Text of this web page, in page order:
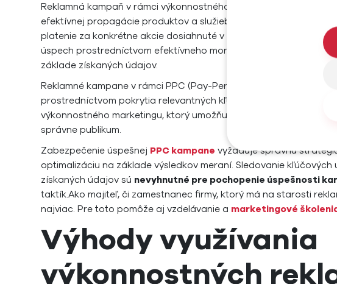
Reklamná kampaň v rámci výkonnostného marketingu a
efektívnej propagácie produktov a služieb.
platenie za konkrétne akcie dosiahnuté v marketingových
úspech prostredníctvom efektívneho monitorovania výkonnosti
základe získaných údajov.
Reklamné kampane v rámci PPC (Pay-Per-Click) predstavujú
prostredníctvom pokrytia relevantných kľúčových slov. Tieto
výkonnostného marketingu, ktorý umožňuje lepšiu organizáciu
správne publikum.
Zabezpečenie úspešnej PPC kampane vyžaduje správnu
optimalizáciu na základe výsledkov meraní. Sledovanie
získaných údajov sú nevyhnutné pre pochopenie úspešnosti
taktík.Ako majiteľ, či zamestnanec firmy, ktorý má na starosti
najviac. Pre toto pomôže aj vzdelávanie a marketingové
Výhody využívania
výkonnostných